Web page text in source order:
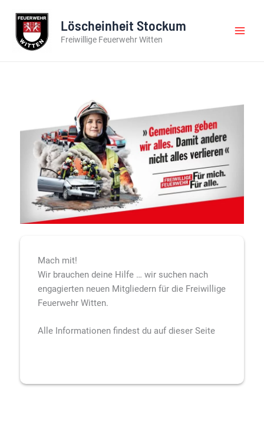
Inhalt
springen
Löscheinheit Stockum
Freiwillige Feuerwehr Witten
Mach mit!
Wir brauchen deine Hilfe … wir suchen nach
engagierten neuen Mitgliedern für die Freiwillige
Feuerwehr Witten.
Alle Informationen findest du auf dieser Seite